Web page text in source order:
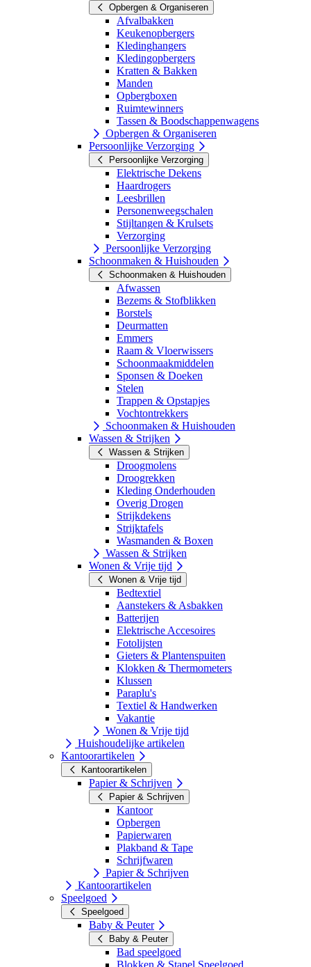
Opbergen & Organiseren
Afvalbakken
Keukenopbergers
Kledinghangers
Kledingopbergers
Kratten & Bakken
Manden
Opbergboxen
Ruimtewinners
Tassen & Boodschappenwagens
Opbergen & Organiseren
Persoonlijke Verzorging
Persoonlijke Verzorging
Elektrische Dekens
Haardrogers
Leesbrillen
Personenweegschalen
Stijltangen & Krulsets
Verzorging
Persoonlijke Verzorging
Schoonmaken & Huishouden
Schoonmaken & Huishouden
Afwassen
Bezems & Stofblikken
Borstels
Deurmatten
Emmers
Raam & Vloerwissers
Schoonmaakmiddelen
Sponsen & Doeken
Stelen
Trappen & Opstapjes
Vochtontrekkers
Schoonmaken & Huishouden
Wassen & Strijken
Wassen & Strijken
Droogmolens
Droogrekken
Kleding Onderhouden
Overig Drogen
Strijkdekens
Strijktafels
Wasmanden & Boxen
Wassen & Strijken
Wonen & Vrije tijd
Wonen & Vrije tijd
Bedtextiel
Aanstekers & Asbakken
Batterijen
Elektrische Accesoires
Fotolijsten
Gieters & Plantenspuiten
Klokken & Thermometers
Klussen
Paraplu's
Textiel & Handwerken
Vakantie
Wonen & Vrije tijd
Huishoudelijke artikelen
Kantoorartikelen
Kantoorartikelen
Papier & Schrijven
Papier & Schrijven
Kantoor
Opbergen
Papierwaren
Plakband & Tape
Schrijfwaren
Papier & Schrijven
Kantoorartikelen
Speelgoed
Speelgoed
Baby & Peuter
Baby & Peuter
Bad speelgoed
Blokken & Stapel Speelgoed